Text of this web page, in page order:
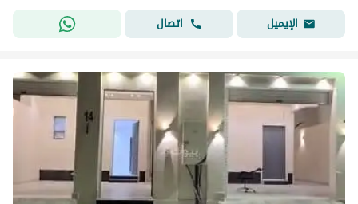
الإيميل
اتصال